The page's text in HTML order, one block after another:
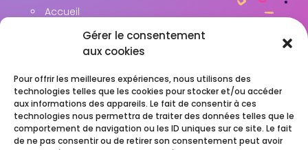
Gérer le consentement
aux cookies
Pour offrir les meilleures expériences, nous utilisons des
technologies telles que les cookies pour stocker et/ou accéder
aux informations des appareils. Le fait de consentir à ces
technologies nous permettra de traiter des données telles que le
comportement de navigation ou les ID uniques sur ce site. Le fait
de ne pas consentir ou de retirer son consentement peut avoir
Accueil
Mon expertise
Accompagnements
Actu et conseils
Prendre rendez-vous